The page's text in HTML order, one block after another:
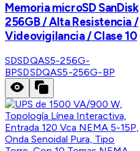
Memoria microSD SanDisk
256GB / Alta Resistencia /
Videovigilancia / Clase 10
SDSDQAS5-256G-
BPSDSDQAS5-256G-BP